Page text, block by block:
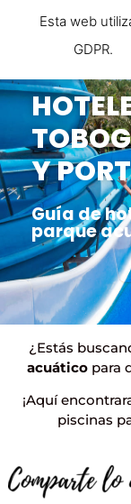
Hoteles
Y
Guía de
parque
¿Estás
acuáticopara
¡Aquí
piscinas
Esta web
GDPR.